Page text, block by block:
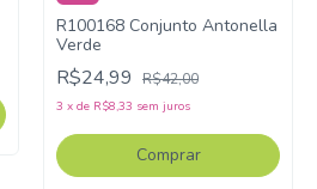
R100168 Conjunto Antonella
Verde
R$24,99 R$42,00
3 x de R$8,33 sem juros
Comprar